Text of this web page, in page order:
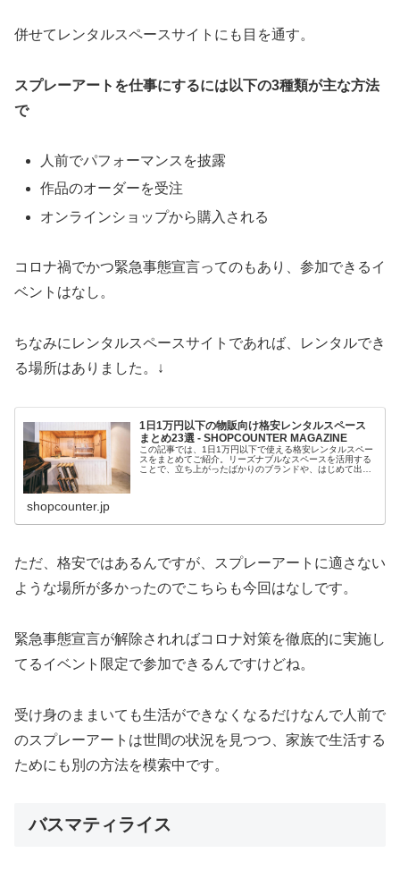
併せてレンタルスペースサイトにも目を通す。
スプレーアートを仕事にするには以下の3種類が主な方法
で
人前でパフォーマンスを披露
作品のオーダーを受注
オンラインショップから購入される
コロナ禍でかつ緊急事態宣言ってのもあり、参加できるイ
ベントはなし。
ちなみにレンタルスペースサイトであれば、レンタルでき
る場所はありました。↓
1日1万円以下の物販向け格安レンタルスペース
まとめ23選 - SHOPCOUNTER MAGAZINE
この記事では、1日1万円以下で使える格安レンタルスペー
スをまとめてご紹介。リーズナブルなスペースを活用する
ことで、立ち上がったばかりのブランドや、はじめて出店
shopcounter.jp
ただ、格安ではあるんですが、スプレーアートに適さない
ような場所が多かったのでこちらも今回はなしです。
緊急事態宣言が解除されればコロナ対策を徹底的に実施し
てるイベント限定で参加できるんですけどね。
受け身のままいても生活ができなくなるだけなんで人前で
のスプレーアートは世間の状況を見つつ、家族で生活する
ためにも別の方法を模索中です。
バスマティ ライス